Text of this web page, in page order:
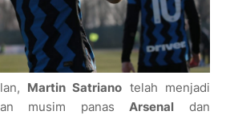
Martin Satriano telah menjadi
musim panasArsenal dan